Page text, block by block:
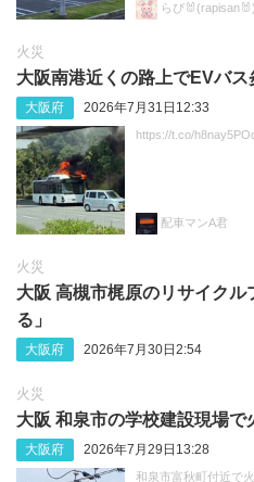
らぴ🐰(rapisan🐰)
火災
大阪南港近くの路上でEVバ
大阪府 2026年7月31日12:33
https://t.co/
配車マンA君
火災
大阪 高槻市梶原のリサイクル
る」
大阪府 2026年7月30日2:54
火災
大阪 和泉市の学校建設現場で
大阪府 2026年7月29日13:28
和泉市富秋町付近で